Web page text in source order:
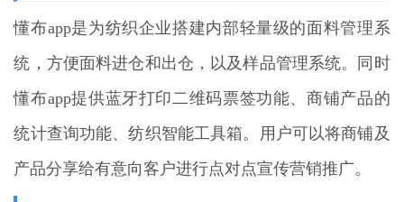
懂布app是为纺织企业搭建内部轻量级的面料管理系
统，方便面料进仓和出仓，以及样品管理系统。同时
懂布app提供蓝牙打印二维码票签功能、商铺产品的
统计查询功能、纺织智能工具箱。用户可以将商铺及
产品分享给有意向客户进行点对点宣传营销推广。